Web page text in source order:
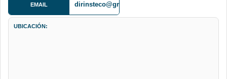
EMAIL dirinsteco@gmail.com
UBICACIÓN: